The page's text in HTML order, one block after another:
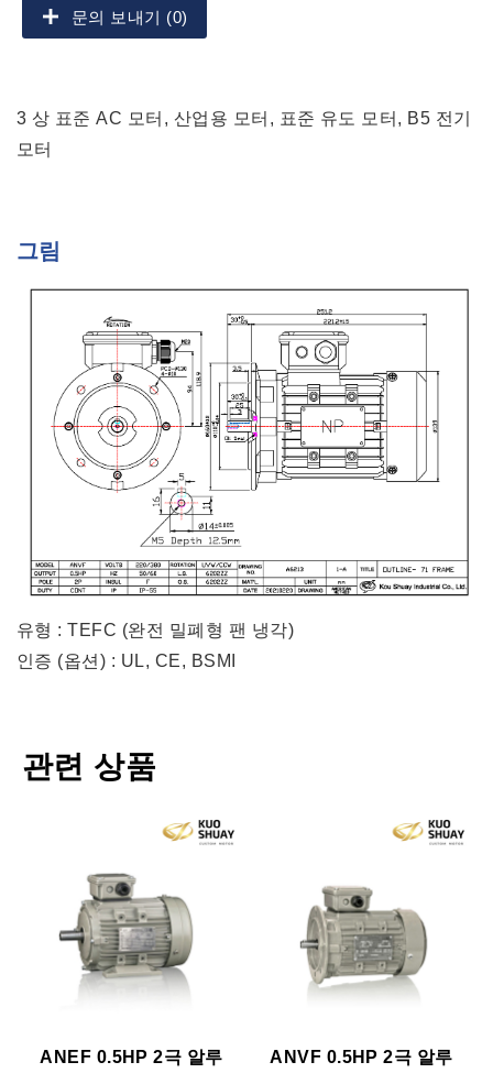
문의 보내기 (0)
3 상 표준 AC 모터, 산업용 모터, 표준 유도 모터, B5 전기
모터
그림
유형 : TEFC (완전 밀폐형 팬 냉각)
인증 (옵션) : UL, CE, BSMI
관련 상품
ANEF 0.5HP 2극 알루
ANVF 0.5HP 2극 알루